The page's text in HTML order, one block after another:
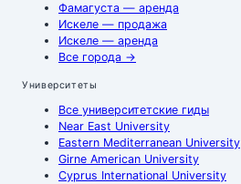
Фамагуста — аренда
Искеле — продажа
Искеле — аренда
Все города →
Университеты
Все университетские гиды
Near East University
Eastern Mediterranean University
Girne American University
Cyprus International University